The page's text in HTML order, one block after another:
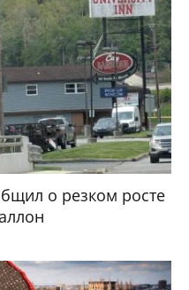
о резком росте